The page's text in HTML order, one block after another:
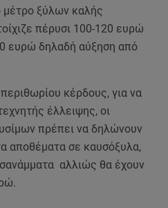
μέτρο ξύλων καλής
πέρυσι 100-120 ευρώ
ευρώ δηλαδή αύξηση από
κέρδους, για να
έλλειψης, οι
πρέπει να δηλώνουν
αποθέματα σε καυσόξυλα,
αλλιώς θα έχουν